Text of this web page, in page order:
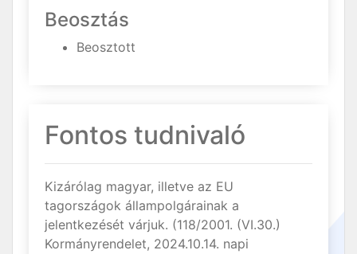
Beosztás
Beosztott
Fontos tudnivaló
Kizárólag magyar, illetve az EU
tagországok állampolgárainak a
jelentkezését várjuk. (118/2001. (VI.30.)
Kormányrendelet, 2024.10.14. napi